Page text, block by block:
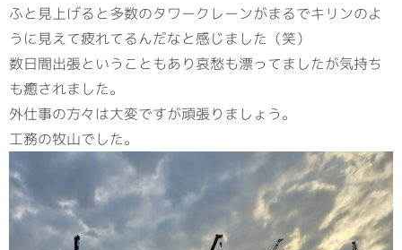
ふと見上げると多数のタワークレーンがまるでキリンのよ
うに見えて疲れてるんだなと感じました（笑）
数日間出張ということもあり哀愁も漂ってましたが気持ち
も癒されました。
外仕事の方々は大変ですが頑張りましょう。
工務の牧山でした。